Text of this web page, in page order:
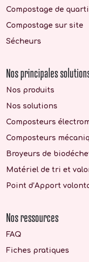
Compostage de
Compostage sur site
Sécheurs
Nos principales
Nos produits
Nos solutions
Composteurs
Composteurs
Broyeurs de
Matériel de tri et
Point d’Apport
Nos ressources
FAQ
Fiches pratiques